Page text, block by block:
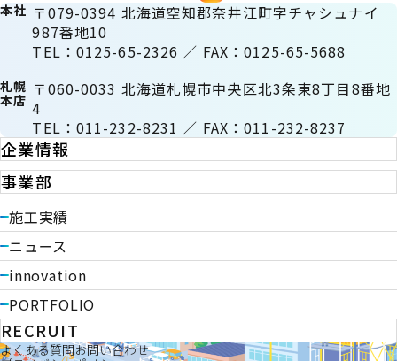
本社 〒079-0394 北海道空知郡奈井江町字チャシュナイ
987番地10
TEL：0125-65-2326 ／ FAX：0125-65-5688
札幌
本店
〒060-0033 北海道札幌市中央区北3条東8丁目8番地
4
TEL：011-232-8231 ／ FAX：011-232-8237
企業情報
事業部
施工実績
ニュース
innovation
PORTFOLIO
RECRUIT
よくある質問お問い合わせ